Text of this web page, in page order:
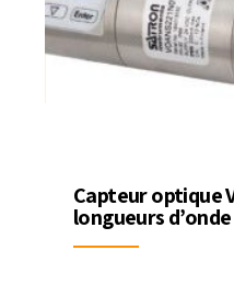
Capteur optique
longueurs d’onde